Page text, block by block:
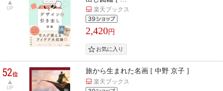
UP 楽天ブックス
2,420円
52位
UP
旅から生まれた名画 [ 中野 京子 ]
楽天ブックス